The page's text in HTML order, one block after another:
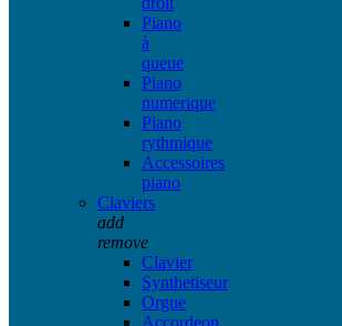
Piano
à
queue
Piano
numerique
Piano
rythmique
Accessoires
piano
Claviers
add
remove
Clavier
Synthetiseur
Orgue
Accordeon